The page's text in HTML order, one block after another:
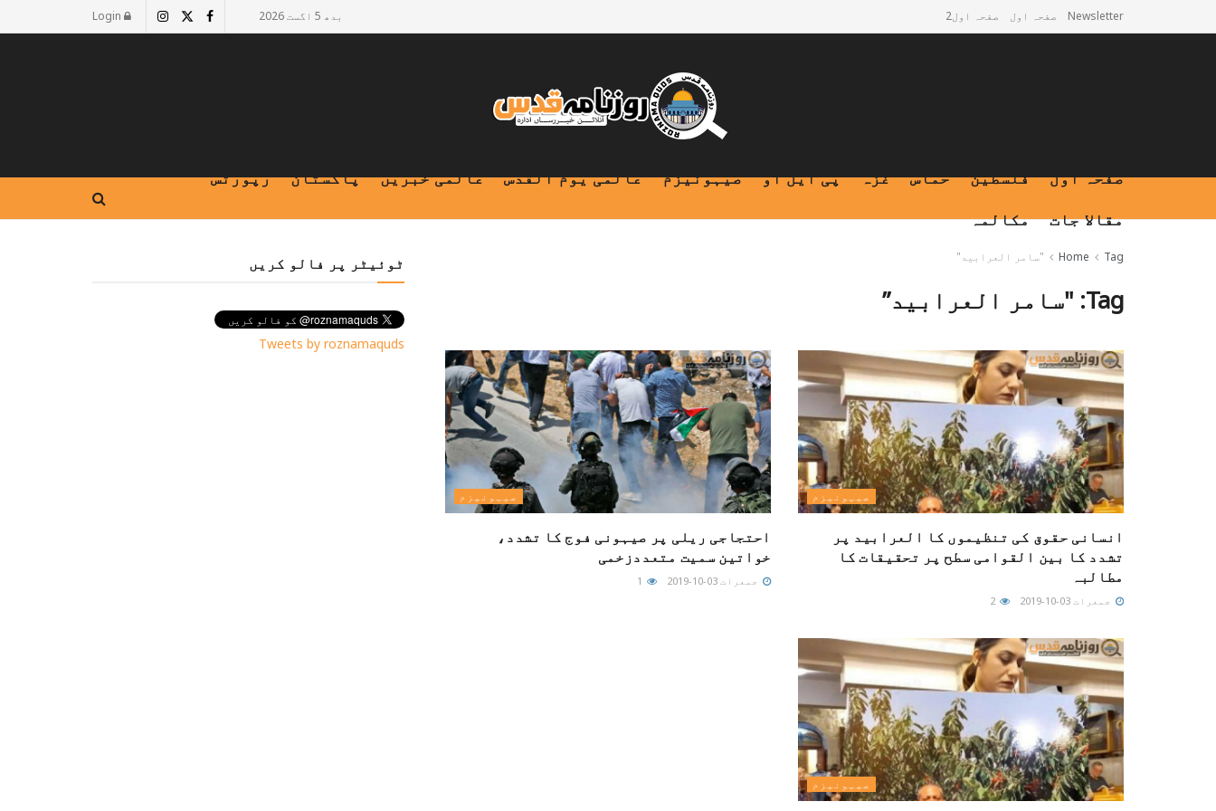
Newsletter صفحہ اول صفحہ اول2 بدھ 5 اگست 2026
صفحہ اول فلسطین حماس غزہ پی ایل او صیہونیزم عالمی یوم القدس عالمی خبریں پاکستان
رپورٹس
مقالا جات
مکالمہ
Home Tag "سامر العرابید"
Tag: "سامر العرابید”
صیہونیزم
انسانی حقوق کی تنظیموں کا العرابید پر
تشدد کا بین القوامی سطح پر تحقیقات کا
مطالبہ
جمعرات 03-10-2019
صیہونیزم
احتجاجی ریلی پر صیہونی فوج کا تشدد،
خواتین سمیت متعددزخمی
جمعرات 03-10-2019
صیہونیزم
ٹوئیٹر پر فالو کریں
Tweets by roznamaquds